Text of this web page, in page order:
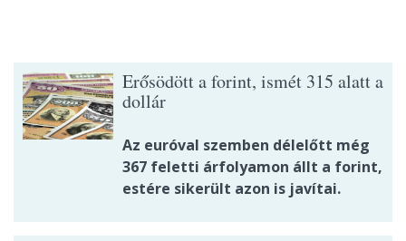
Erősödött a forint, ismét 315 alatt a
dollár
Az euróval szemben délelőtt még
367 feletti árfolyamon állt a forint,
estére sikerült azon is javítai.